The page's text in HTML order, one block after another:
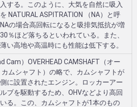
する。このように、大気を自然に吸入
NATURAL ASPITRATION （NA）と呼
の場合高回転になると吸排気抵抗が増
％ほど落ちるといわれている。また、
い高地や高温時にも性能は低下する。
Cam）OVERHEAD CAMSHAFT（オー
ムシャフト）の略で、カムシャフトが
に設置されたエンジン。ロッカーアー
ブを駆動するため、OHVなどより高回
る。この、カムシャフトが1本のもの